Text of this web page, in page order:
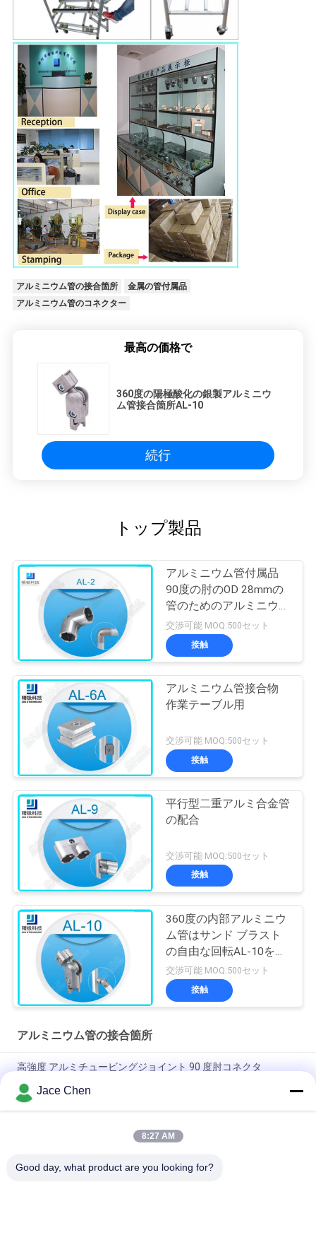
アルミニウム管の接合箇所
金属の管付属品
アルミニウム管のコネクター
最高の価格で
360度の陽極酸化の銀製アルミニウ
ム管接合箇所AL-10
続行
トップ製品
アルミニウム管付属品
90度の肘のOD 28mmの
管のためのアルミニウム
管の接合箇所
交渉可能 MOQ:500セット
接触
アルミニウム管接合物
作業テーブル用
交渉可能 MOQ:500セット
接触
平行型二重アルミ合金管
の配合
交渉可能 MOQ:500セット
接触
360度の内部アルミニウ
ム管はサンド ブラスト
の自由な回転AL-10を接
合します
交渉可能 MOQ:500セット
接触
アルミニウム管の接合箇所
高強度 アルミチュービングジョイント 90 度肘コネクタ
ISO9001 認定 鋳造 溶解 銀 アルミ 管 合体 軽管 システム 工業 作
業 ステーション
90度 女性参加 アルミパイプ 共同 チュービングラックシステム
Jace Chen
8:27 AM
Good day, what product are you looking for?